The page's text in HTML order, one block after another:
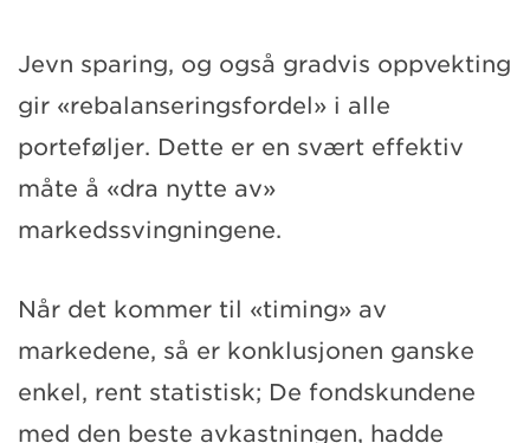
Jevn sparing, og også gradvis oppvekting
gir «rebalanseringsfordel» i alle
porteføljer. Dette er en svært effektiv
måte å «dra nytte av»
markedssvingningene.
Når det kommer til «timing» av
markedene, så er konklusjonen ganske
enkel, rent statistisk; De fondskundene
med den beste avkastningen, hadde